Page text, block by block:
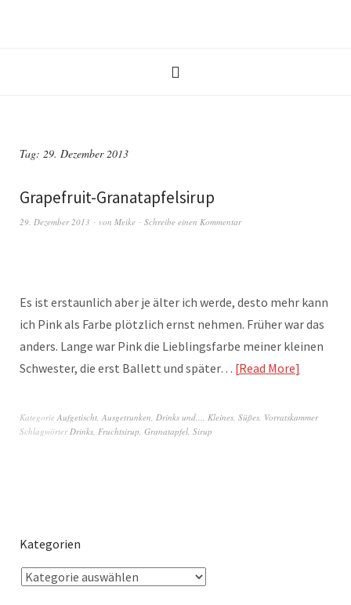
Tag: 29. Dezember 2013
Grapefruit-Granatapfelsirup
29. Dezember 2013 von Meike Schreibe einen Kommentar
Es ist erstaunlich aber je älter ich werde, desto mehr kann
ich Pink als Farbe plötzlich ernst nehmen. Früher war das
anders. Lange war Pink die Lieblingsfarbe meiner kleinen
Schwester, die erst Ballett und später… Read More
Kategorie Aufgetischt, Ausgetrunken, Drinks und..., Kleines, Süßes, Vorratskammer
SchlagwörterDrinks, Fruchtsirup, Granatapfel, Sirup
Kategorien